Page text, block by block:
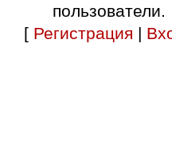
пользователи.
[ Регистрация |